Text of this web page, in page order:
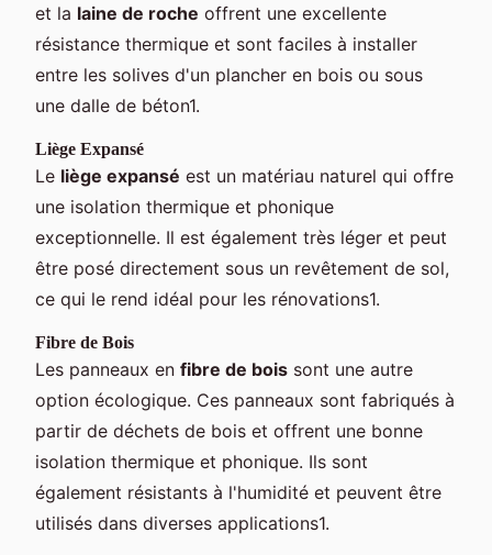
et la laine de roche offrent une excellente
résistance thermique et sont faciles à installer
entre les solives d'un plancher en bois ou sous
une dalle de béton1.
Liège Expansé
Le liège expansé est un matériau naturel qui offre
une isolation thermique et phonique
exceptionnelle. Il est également très léger et peut
être posé directement sous un revêtement de sol,
ce qui le rend idéal pour les rénovations1.
Fibre de Bois
Les panneaux en fibre de bois sont une autre
option écologique. Ces panneaux sont fabriqués à
partir de déchets de bois et offrent une bonne
isolation thermique et phonique. Ils sont
également résistants à l'humidité et peuvent être
utilisés dans diverses applications1.